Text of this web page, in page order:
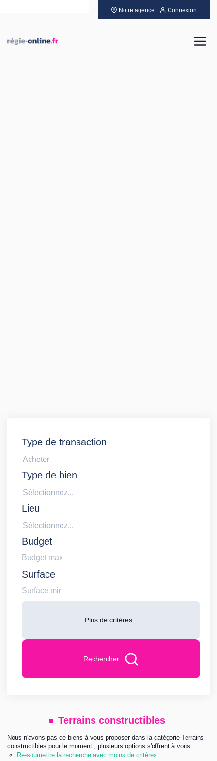
Notre agence Connexion
Type de transaction
Acheter
Type de bien
Sélectionnez...
Lieu
Sélectionnez...
Budget
Surface
Plus de critères
Rechercher
Terrains constructibles
Nous n'avons pas de biens à vous proposer dans la catégorie Terrains
constructibles pour le moment , plusieurs options s'offrent à vous :
Re-soumettre la recherche avec moins de critères.